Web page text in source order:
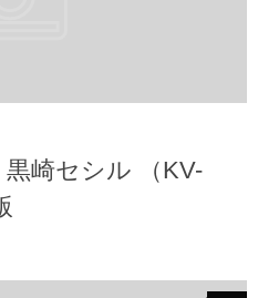
崎セシル （KV-